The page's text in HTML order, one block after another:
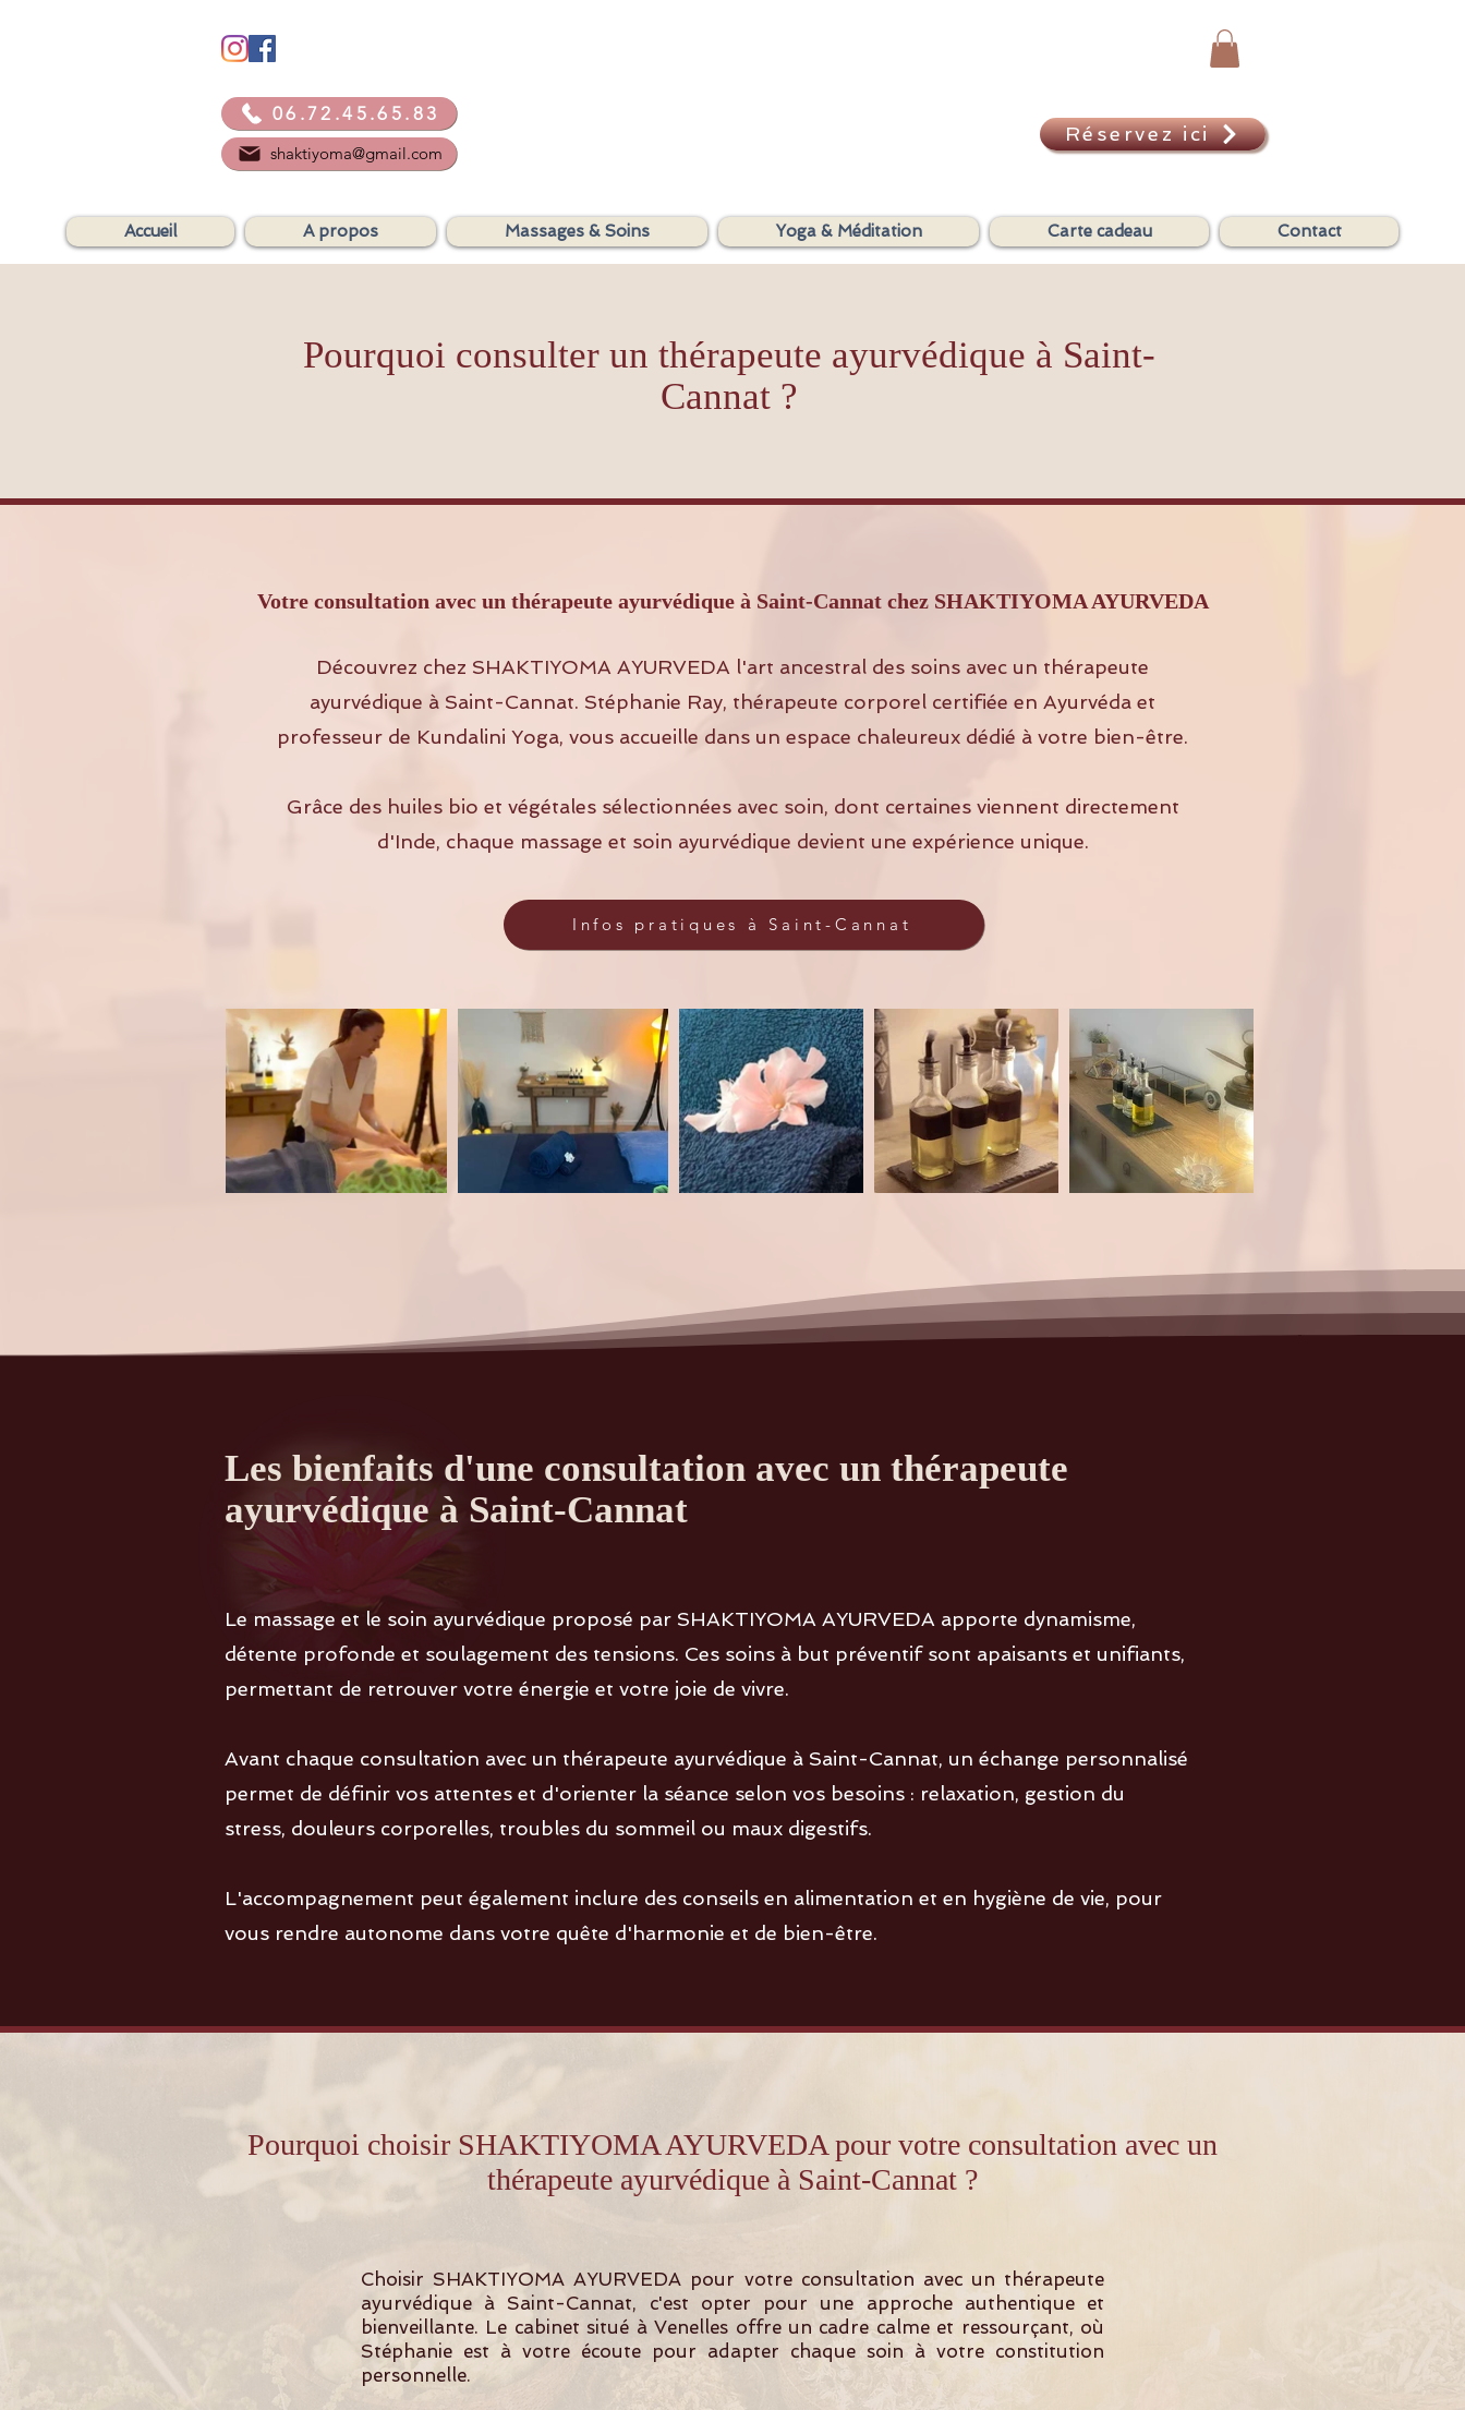
06.72.45.65.83
shaktiyoma@gmail.com
SHAKTIYOMA
AYURVEDA
Réservez ici
Accueil A propos Massages & Soins Yoga & Méditation Carte cadeau Contact
Pourquoi consulter un thérapeute ayurvédique à Saint-
Cannat ?
Votre consultation avec un thérapeute ayurvédique à Saint-Cannat chez SHAKTIYOMA AYURVEDA
Découvrez chez SHAKTIYOMA AYURVEDA l'art ancestral des soins avec un thérapeute
ayurvédique à Saint-Cannat. Stéphanie Ray, thérapeute corporel certifiée en Ayurvéda et
professeur de Kundalini Yoga, vous accueille dans un espace chaleureux dédié à votre bien-être.
Grâce des huiles bio et végétales sélectionnées avec soin, dont certaines viennent directement
d'Inde, chaque massage et soin ayurvédique devient une expérience unique.
Infos pratiques à Saint-Cannat
Les bienfaits d'une consultation avec un thérapeute
ayurvédique à Saint-Cannat
Le massage et le soin ayurvédique proposé par SHAKTIYOMA AYURVEDA apporte dynamisme,
détente profonde et soulagement des tensions. Ces soins à but préventif sont apaisants et unifiants,
permettant de retrouver votre énergie et votre joie de vivre.
Avant chaque consultation avec un thérapeute ayurvédique à Saint-Cannat, un échange personnalisé
permet de définir vos attentes et d'orienter la séance selon vos besoins : relaxation, gestion du
stress, douleurs corporelles, troubles du sommeil ou maux digestifs.
L'accompagnement peut également inclure des conseils en alimentation et en hygiène de vie, pour
vous rendre autonome dans votre quête d'harmonie et de bien-être.
Pourquoi choisir SHAKTIYOMA AYURVEDA pour votre consultation avec un
thérapeute ayurvédique à Saint-Cannat ?
Choisir SHAKTIYOMA AYURVEDA pour votre consultation avec un thérapeute
ayurvédique à Saint-Cannat, c'est opter pour une approche authentique et
bienveillante. Le cabinet situé à Venelles offre un cadre calme et ressourçant, où
Stéphanie est à votre écoute pour adapter chaque soin à votre constitution
personnelle.